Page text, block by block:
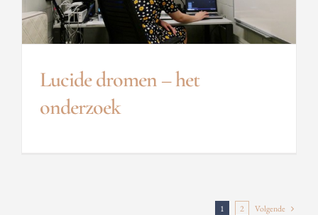
Lucide dromen – het
onderzoek
1 2 Volgende